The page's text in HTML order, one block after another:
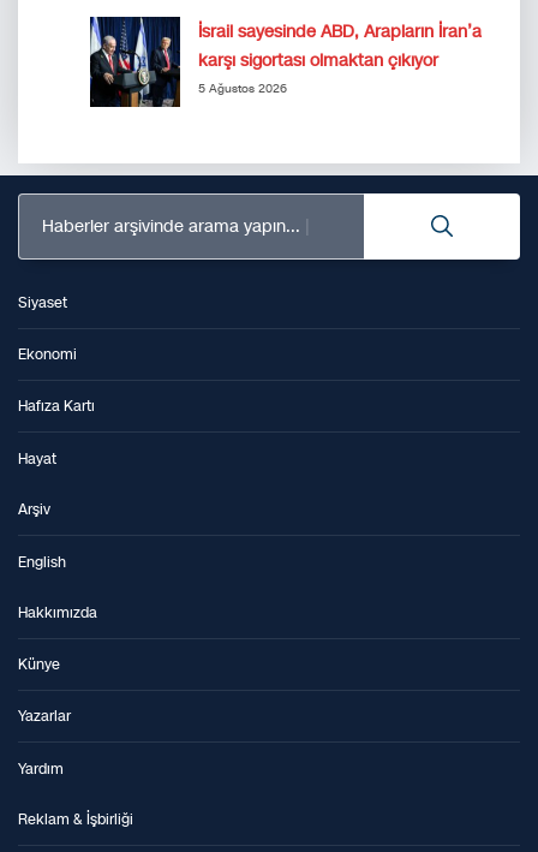
İsrail sayesinde ABD, Arapların İran’a
karşı sigortası olmaktan çıkıyor
5 Ağustos 2026
Haberler arşivinde arama yapın...
Siyaset
Ekonomi
Hafıza Kartı
Hayat
Arşiv
English
Hakkımızda
Künye
Yazarlar
Yardım
Reklam & İşbirliği